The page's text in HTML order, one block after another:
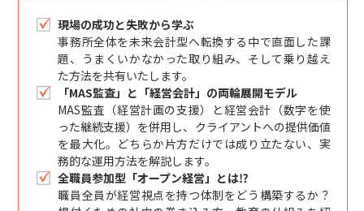
現場の成功と失敗から学ぶ
事務所全体を未来会計型へ転換する中で直面した課
題、うまくいかなかった取り組み、そして乗り越え
た方法を共有いたします。
「MAS監査」と「経営会計」の両輪展開モデル
MAS監査（経営計画の支援）と経営会計（数字を使
った継続支援）を併用し、クライアントへの提供価値
を最大化。どちらか片方だけでは成り立たない、実
務的な運用方法を解説します。
全職員参加型「オープン経営」とは⁉
職員全員が経営視点を持つ体制をどう構築するか？